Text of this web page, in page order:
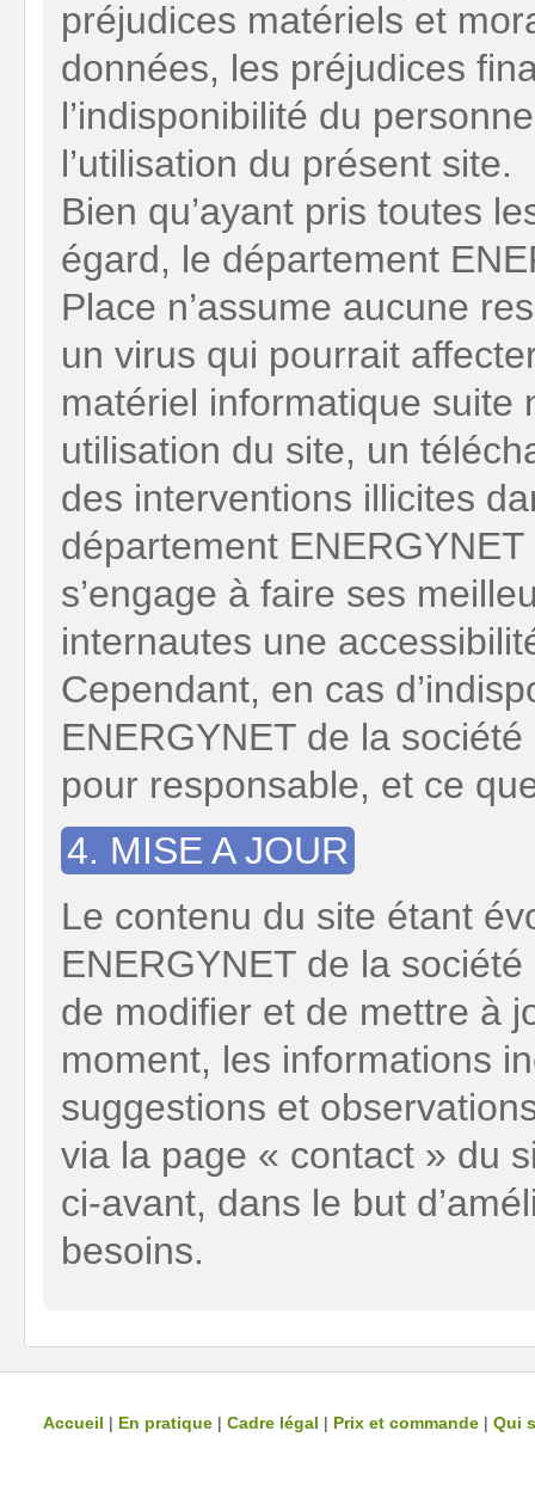
préjudices matériels et
données, les préjudices
l’indisponibilité du
l’utilisation du présent site.
Bien qu’ayant pris toutes
égard, le département
Place n’assume aucune
un virus qui pourrait
matériel informatique suite
utilisation du site, un
des interventions illicites
département
s’engage à faire ses
internautes une
Cependant, en cas
ENERGYNET de la
pour responsable, et ce
4. MISE A JOUR
Le contenu du site étant
ENERGYNET de la
de modifier et de mettre à
moment, les informations
suggestions et
via la page « contact » du
ci-avant, dans le but
besoins.
Accueil | En pratique | Cadre légal | Prix et commande | Qui